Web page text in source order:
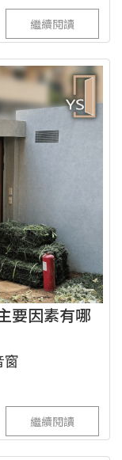
繼續閱讀
要因素有哪
窗
繼續閱讀